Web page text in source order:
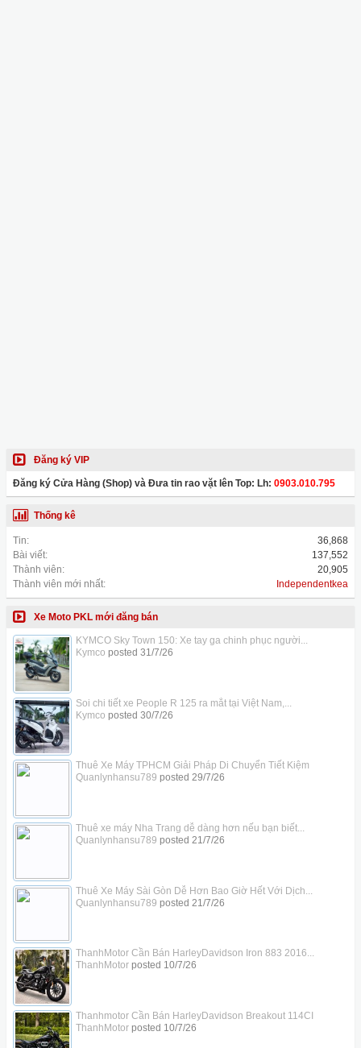
Đăng ký VIP
Đăng ký Cửa Hàng (Shop) và Đưa tin rao vặt lên Top: Lh: 0903.010.795
Thống kê
Tin:
36,868
Bài viết:
137,552
Thành viên:
20,905
Thành viên mới nhất:
Independentkea
Xe Moto PKL mới đăng bán
KYMCO Sky Town 150: Xe tay ga chinh phục người...
Kymco posted 31/7/26
Soi chi tiết xe People R 125 ra mắt tại Việt Nam,...
Kymco posted 30/7/26
Thuê Xe Máy TPHCM Giải Pháp Di Chuyển Tiết Kiệm
Quanlynhansu789 posted 29/7/26
Thuê xe máy Nha Trang dễ dàng hơn nếu bạn biết...
Quanlynhansu789 posted 21/7/26
Thuê Xe Máy Sài Gòn Dễ Hơn Bao Giờ Hết Với Dịch...
Quanlynhansu789 posted 21/7/26
ThanhMotor Cần Bán HarleyDavidson Iron 883 2016...
ThanhMotorposted 10/7/26
Thanhmotor Cần Bán HarleyDavidson Breakout 114CI
ThanhMotorposted 10/7/26